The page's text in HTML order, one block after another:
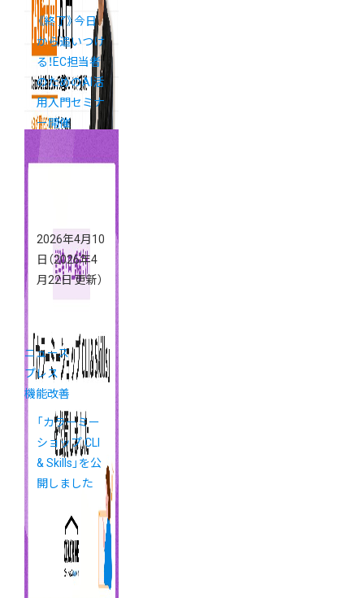
《終了》今日
から追いつけ
る！EC担当者
のためのAI活
用入門セミナ
ー開催
2026年4月10
日 （2026年4
月22日 更新）
ニュース
プレス
機能改善
「カラーミー
ショップ CLI
& Skills」を公
開しました